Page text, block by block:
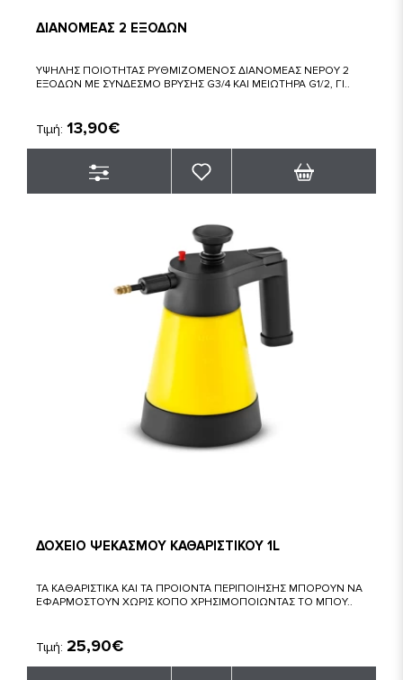
ΔΙΑΝΟΜΕΑΣ 2 ΕΞΟΔΩΝ
ΥΨΗΛΗΣ ΠΟΙΟΤΗΤΑΣ ΡΥΘΜΙΖΟΜΕΝΟΣ ΔΙΑΝΟΜΕΑΣ ΝΕΡΟΥ 2
ΕΞΟΔΩΝ ΜΕ ΣΥΝΔΕΣΜΟ ΒΡΥΣΗΣ G3/4 ΚΑΙ ΜΕΙΩΤΗΡΑ G1/2, ΓΙ..
Τιμή: 13,90€
ΔΟΧΕΙΟ ΨΕΚΑΣΜΟΥ ΚΑΘΑΡΙΣΤΙΚΟΥ 1L
ΤΑ ΚΑΘΑΡΙΣΤΙΚΑ ΚΑΙ ΤΑ ΠΡΟΙΟΝΤΑ ΠΕΡΙΠΟΙΗΣΗΣ ΜΠΟΡΟΥΝ ΝΑ
ΕΦΑΡΜΟΣΤΟΥΝ ΧΩΡΙΣ ΚΟΠΟ ΧΡΗΣΙΜΟΠΟΙΩΝΤΑΣ ΤΟ ΜΠΟΥ..
Τιμή: 25,90€